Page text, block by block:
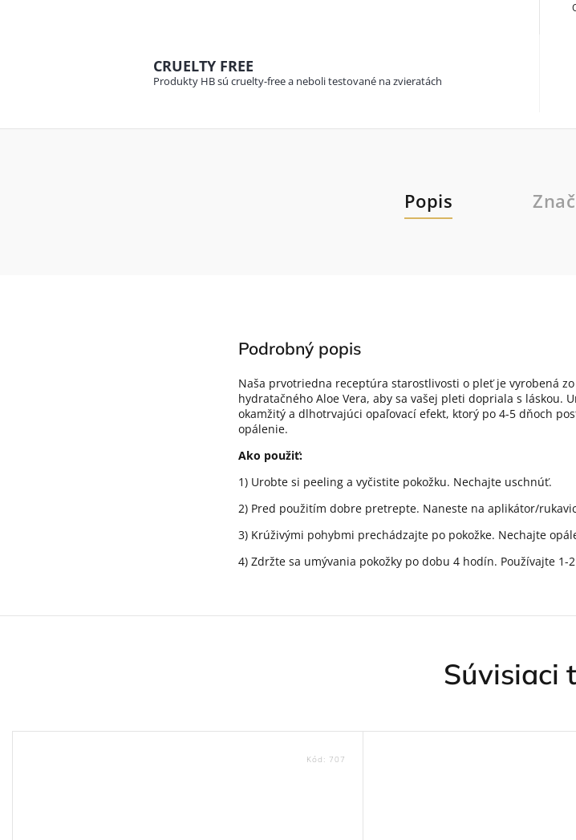
CRUELTY FREE
Produkty HB sú cruelty-free a neboli testované na zvieratách
Popis
Podrobný popis
Naša prvotriedna receptúra starostlivosti o pleť je vyrobená
hydratačného Aloe Vera, aby sa vašej pleti dopriala s láskou.
okamžitý a dlhotrvajúci opaľovací efekt, ktorý po 4-5 dňoch
opálenie.
Ako použiť:
1) Urobte si peeling a vyčistite pokožku. Nechajte uschnúť.
2) Pred použitím dobre pretrepte. Naneste na aplikátor/
3) Krúživými pohybmi prechádzajte po pokožke. Nechajte
4) Zdržte sa umývania pokožky po dobu 4 hodín. Používajte 1-
Súvisiaci
Kód: 707